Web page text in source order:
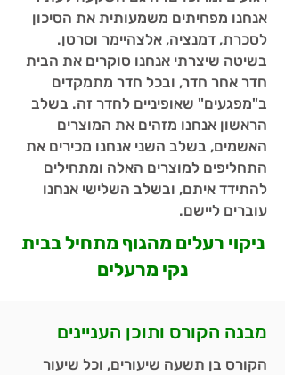
אנחנו מפחיתים משמעותית את הסיכון
לסכרת, דמנציה, אלצהיימר וסרטן.
בשיטה שיצרתי אנחנו סוקרים את הבית
חדר אחר חדר, ובכל חדר מתמקדים
ב"מפגעים" שאופיניים לחדר זה. בשלב
הראשון אנחנו מזהים את המוצרים
האשמים, בשלב השני אנחנו מכירים את
התחליפים למוצרים האלה ומתחילים
להתידד איתם, ובשלב השלישי אנחנו
עוברים ליישם.
ניקוי רעלים מהגוף מתחיל בבית
נקי מרעלים
מבנה הקורס ותוכן העניינים
הקורס בן תשעה שיעורים, וכל שיעור